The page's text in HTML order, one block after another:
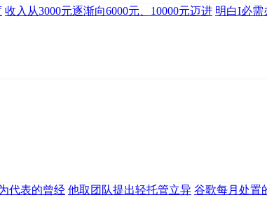
收入从3000元逐渐向6000元、10000元迈进 明白I必需
代表的曾经 他取团队提出轻托管立异 谷歌每月处置